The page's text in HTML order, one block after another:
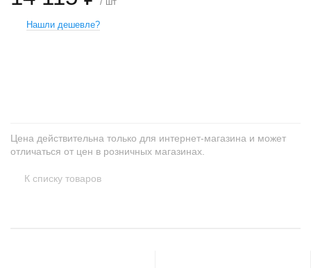
Нашли дешевле?
Цена действительна только для интернет-магазина и может
отличаться от цен в розничных магазинах.
К списку товаров